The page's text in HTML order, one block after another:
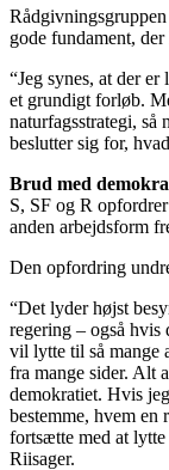
gode fundament,
“Jeg synes, at der
et grundigt forløb.
naturfagsstrategi, så
beslutter sig for,
Brud med
S, SF og R
anden arbejdsform
Den opfordring
“Det lyder højst
regering – også hvis
vil lytte til så mange
fra mange sider. Alt
demokratiet. Hvis
bestemme, hvem
fortsætte med at
Riisager.